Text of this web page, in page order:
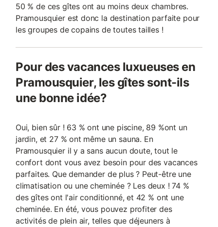
50 % de ces gîtes ont au moins deux chambres.
Pramousquier est donc la destination parfaite pour
les groupes de copains de toutes tailles !
Pour des vacances luxueuses en
Pramousquier, les gîtes sont-ils
une bonne idée?
Oui, bien sûr ! 63 % ont une piscine, 89 %ont un
jardin, et 27 % ont même un sauna. En
Pramousquier il y a sans aucun doute, tout le
confort dont vous avez besoin pour des vacances
parfaites. Que demander de plus ? Peut-être une
climatisation ou une cheminée ? Les deux ! 74 %
des gîtes ont l'air conditionné, et 42 % ont une
cheminée. En été, vous pouvez profiter des
activités de plein air, telles que déjeuners à